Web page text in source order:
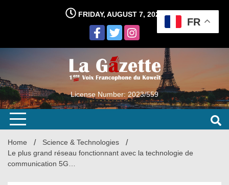
FRIDAY, AUGUST 7, 2026
License Number: 2023/559
Home
Science & Technologies
Le plus grand réseau fonctionnant avec la technologie de
communication 5G…
FR